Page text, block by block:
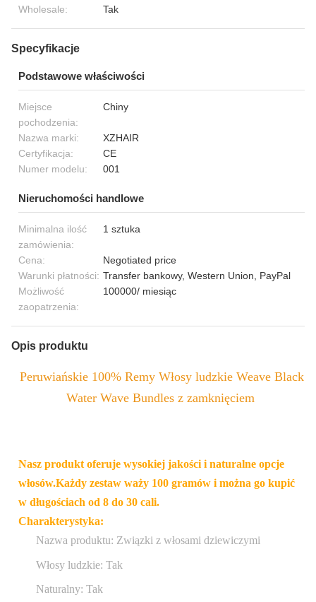
Wholesale:
Tak
Specyfikacje
Podstawowe właściwości
Miejsce
pochodzenia:
Chiny
Nazwa marki:
XZHAIR
Certyfikacja:
CE
Numer modelu:
001
Nieruchomości handlowe
Minimalna ilość
zamówienia:
1 sztuka
Cena:
Negotiated price
Warunki płatności: Transfer bankowy, Western Union, PayPal
Możliwość
zaopatrzenia:
100000/ miesiąc
Opis produktu
Peruwiańskie 100% Remy Włosy ludzkie Weave Black
Water Wave Bundles z zamknięciem
Nasz produkt oferuje wysokiej jakości i naturalne opcje
włosów.Każdy zestaw waży 100 gramów i można go kupić
w długościach od 8 do 30 cali.
Charakterystyka:
Nazwa produktu: Związki z włosami dziewiczymi
Włosy ludzkie: Tak
Naturalny: Tak